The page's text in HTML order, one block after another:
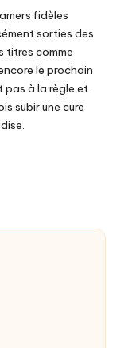
fidèles
sorties des
titres comme
le prochain
pas à la règle et
subir une cure